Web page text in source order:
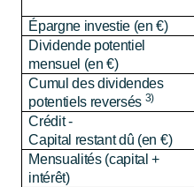
Épargne investie (en €)
Dividende potentiel
mensuel (en €)
Cumul des dividendes
potentiels reversés 3)
Crédit -
Capital restant dû (en €)
Mensualités (capital +
intérêt)